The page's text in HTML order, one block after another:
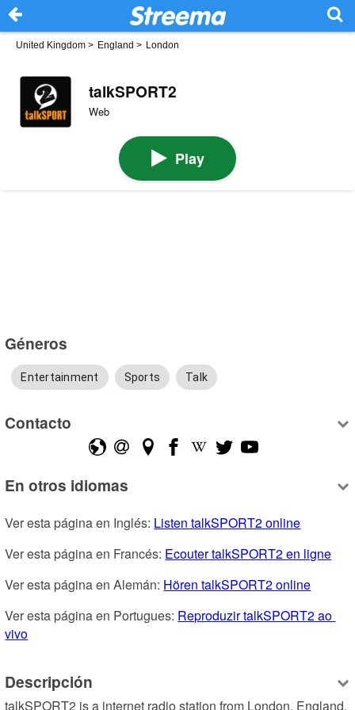
United Kingdom > England > London
talkSPORT2
Web
Play
Géneros
Entertainment Sports Talk
Contacto
En otros idiomas
Ver esta página en Inglés: Listen talkSPORT2 online
Ver esta página en Francés: Ecouter talkSPORT2 en ligne
Ver esta página en Alemán: Hören talkSPORT2 online
Ver esta página en Portugues: Reproduzir talkSPORT2 ao
vivo
Descripción
talkSPORT2 is a internet radio station from London, England,